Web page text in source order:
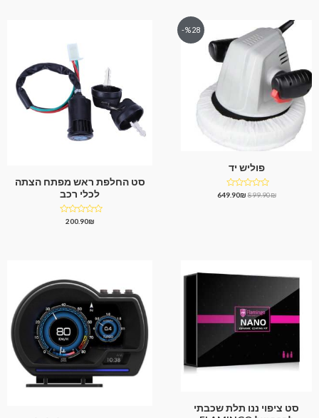
%28-
פוליש יד
דורג
899.90₪
649.90₪
סט החלפת ראש מפתח הצתה
לכלי רכב
דורג200.90₪
סט ציפוי ננו תלת שכבתי